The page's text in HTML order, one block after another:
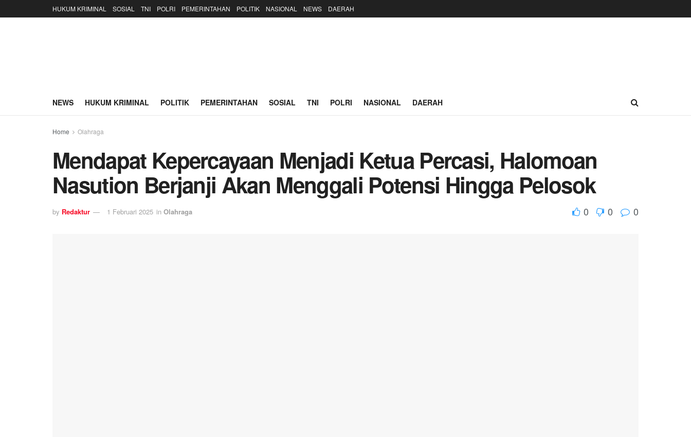
HUKUM KRIMINAL SOSIAL TNI POLRI PEMERINTAHAN POLITIK NASIONAL NEWS DAERAH
NEWS HUKUM KRIMINAL POLITIK PEMERINTAHAN SOSIAL TNI POLRI NASIONAL DAERAH
Home Olahraga
Mendapat Kepercayaan Menjadi Ketua Percasi, Halomoan
Nasution Berjanji Akan Menggali Potensi Hingga Pelosok
by Redaktur 1 Februari 2025 in Olahraga 0 0 0